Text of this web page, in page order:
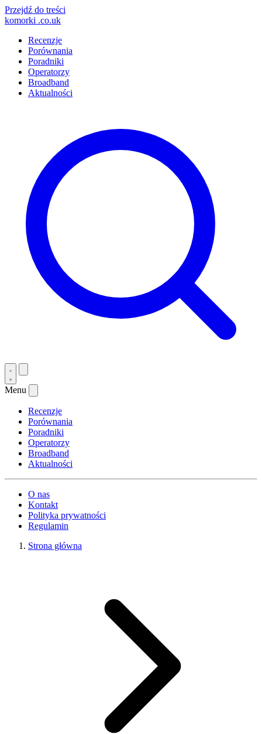
Przejdź do treści
komorki .co.uk
Recenzje
Porównania
Poradniki
Operatorzy
Broadband
Aktualności
Menu
Recenzje
Porównania
Poradniki
Operatorzy
Broadband
Aktualności
O nas
Kontakt
Polityka prywatności
Regulamin
Strona główna